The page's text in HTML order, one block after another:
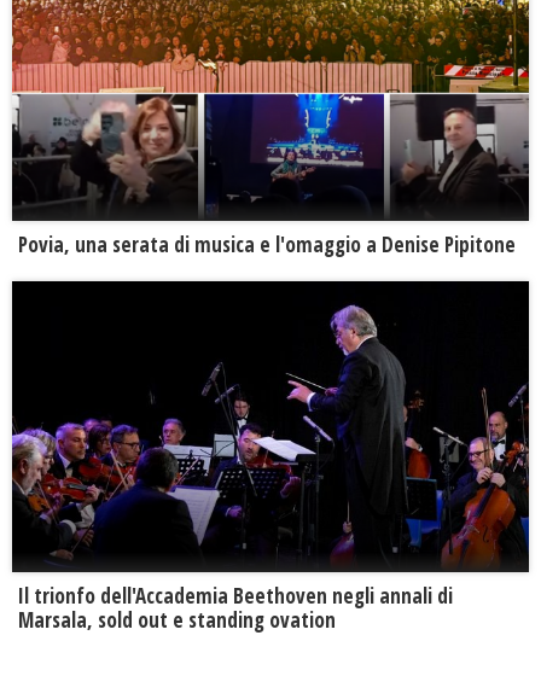
Povia, una serata di musica e l'omaggio a Denise Pipitone
Il trionfo dell'Accademia Beethoven negli annali di
Marsala, sold out e standing ovation